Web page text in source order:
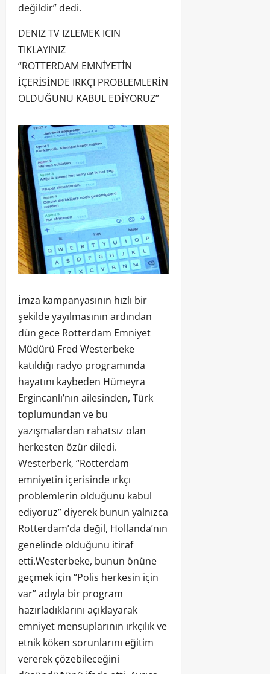
değildir” dedi.
DENIZ TV IZLEMEK ICIN
TIKLAYINIZ
“ROTTERDAM EMNİYETİN
İÇERİSİNDE IRKÇI PROBLEMLERİN
OLDUĞUNU KABUL EDİYORUZ”
İmza kampanyasının hızlı bir
şekilde yayılmasının ardından
dün gece Rotterdam Emniyet
Müdürü Fred Westerbeke
katıldığı radyo programında
hayatını kaybeden Hümeyra
Ergincanlı’nın ailesinden, Türk
toplumundan ve bu
yazışmalardan rahatsız olan
herkesten özür diledi.
Westerberk, “Rotterdam
emniyetin içerisinde ırkçı
problemlerin olduğunu kabul
ediyoruz” diyerek bunun yalnızca
Rotterdam’da değil, Hollanda’nın
genelinde olduğunu itiraf
etti.Westerbeke, bunun önüne
geçmek için “Polis herkesin için
var” adıyla bir program
hazırladıklarını açıklayarak
emniyet mensuplarının ırkçılık ve
etnik köken sorunlarını eğitim
vererek çözebileceğini